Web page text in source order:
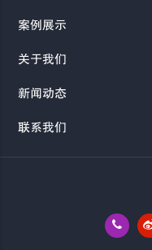
案例展示
关于我们
新闻动态
联系我们